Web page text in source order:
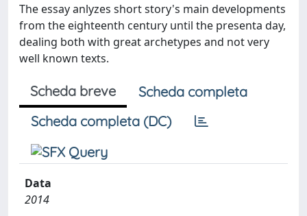
The essay anlyzes short story's main developments
from the eighteenth century until the presenta day,
dealing both with great archetypes and not very
well known texts.
Scheda breve
Scheda completa
Scheda completa (DC)
Data
2014